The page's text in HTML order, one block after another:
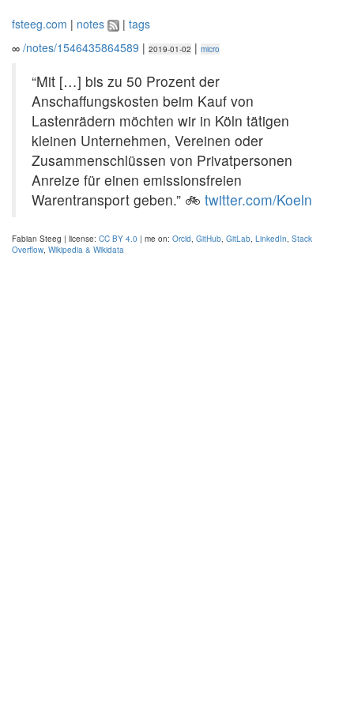
fsteeg.com | notes | tags
∞ /notes/1546435864589 | 2019-01-02 | micro
“Mit […] bis zu 50 Prozent der
Anschaffungskosten beim Kauf von
Lastenrädern möchten wir in Köln tätigen
kleinen Unternehmen, Vereinen oder
Zusammenschlüssen von Privatpersonen
Anreize für einen emissionsfreien
Warentransport geben.” 🚲 twitter.com/Koeln
Fabian Steeg | license: CC BY 4.0 | me on: Orcid, GitHub, GitLab, LinkedIn, Stack
Overflow, Wikipedia & Wikidata